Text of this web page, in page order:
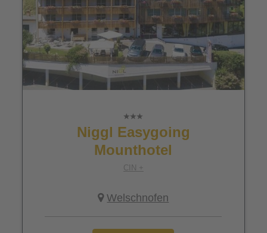
Niggl Easygoing
Mounthotel
CIN +
Welschnofen